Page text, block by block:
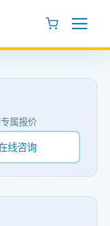
属报价
线咨询